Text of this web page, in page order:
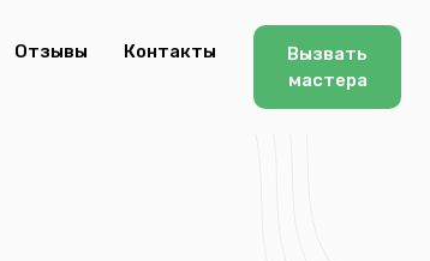
Отзывы Контакты
Вызвать
мастера